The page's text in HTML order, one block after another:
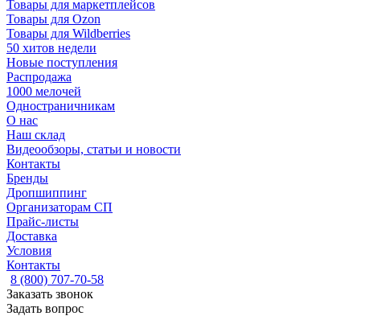
Товары для маркетплейсов
Товары для Ozon
Товары для Wildberries
50 хитов недели
Новые поступления
Распродажа
1000 мелочей
Одностраничникам
О нас
Наш склад
Видеообзоры, статьи и новости
Контакты
Бренды
Дропшиппинг
Организаторам СП
Прайс-листы
Доставка
Условия
Контакты
8 (800) 707-70-58
Заказать звонок
Задать вопрос